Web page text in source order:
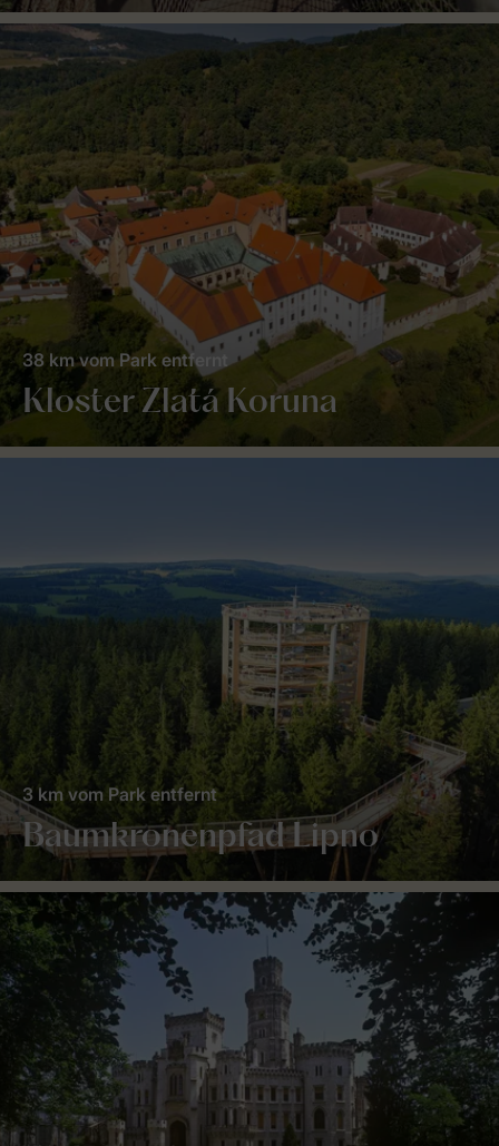
Kloster Zlatá Koruna
38 km vom Park entfernt
Baumkronenpfad Lipno
3 km vom Park entfernt